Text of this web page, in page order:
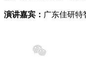
演讲嘉宾： 广东佳研特